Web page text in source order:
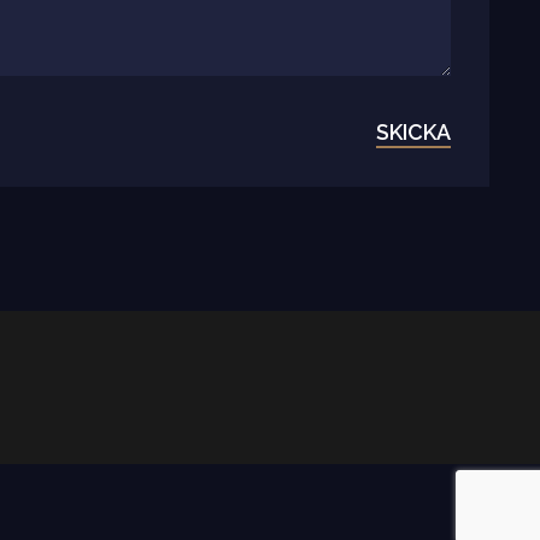
SKICKA